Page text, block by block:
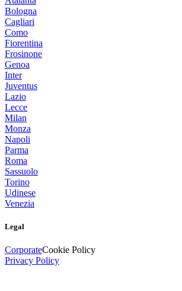
Bologna
Cagliari
Como
Fiorentina
Frosinone
Genoa
Inter
Juventus
Lazio
Lecce
Milan
Monza
Napoli
Parma
Roma
Sassuolo
Torino
Udinese
Venezia
Legal
CorporateCookie Policy
Privacy Policy